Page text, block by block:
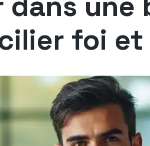
foi et